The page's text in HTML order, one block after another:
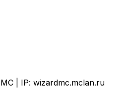
| IP: wizardmc.mclan.ru